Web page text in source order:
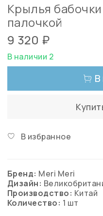
Крылья
палочкой
9 320 ₽
В наличии 2
В
В избранное
Бренд: Meri Meri
Дизайн:
Производство: Китай
Количество: 1 шт